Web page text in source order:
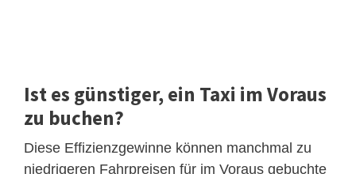
Ist es günstiger, ein Taxi im Voraus
zu buchen?
Diese Effizienzgewinne können manchmal zu
niedrigeren Fahrpreisen für im Voraus gebuchte